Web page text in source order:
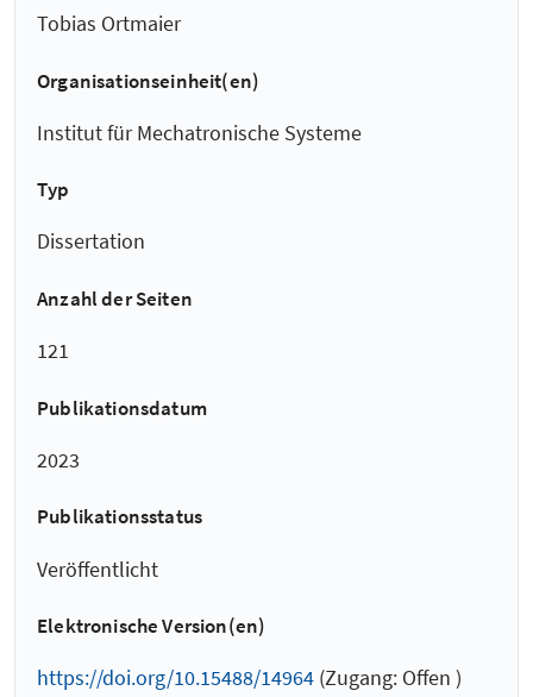
Tobias Ortmaier
Organisationseinheit(en)
Institut für Mechatronische Systeme
Typ
Dissertation
Anzahl der Seiten
121
Publikationsdatum
2023
Publikationsstatus
Veröffentlicht
Elektronische Version(en)
https://doi.org/10.15488/14964 (Zugang: Offen )